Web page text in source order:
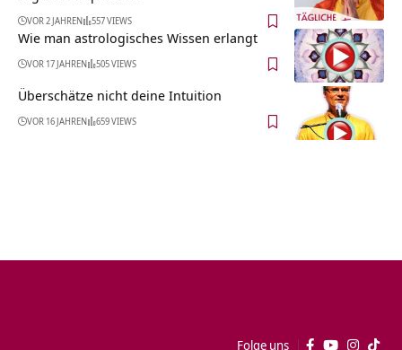
VOR 2 JAHREN 557 VIEWS
Wie man astrologisches Wissen erlangt
VOR 17 JAHREN 505 VIEWS
Überschätze nicht deine Intuition
VOR 16 JAHREN 659 VIEWS
Folge uns